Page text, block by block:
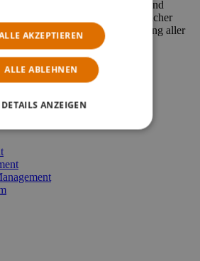
künftigen Upgradeprojekten und
vor – alles bei größtmöglicher
out-of-the-box Abdeckung aller
AKZEPTIEREN
ALLE ABLEHNEN
DETAILS ANZEIGEN